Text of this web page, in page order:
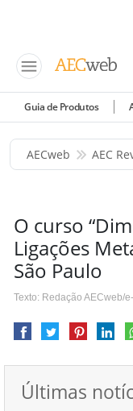
Guia de Produtos
AECweb AEC
O curso
Ligações
São Paulo
Texto: Redação AECweb/
Últimas